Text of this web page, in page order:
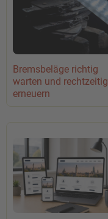
Bremsbeläge richtig
warten und rechtzeitig
erneuern